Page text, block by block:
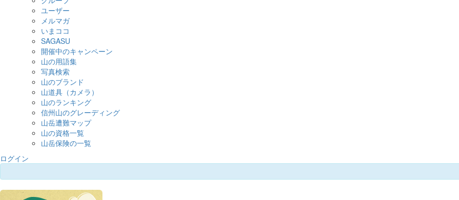
ユーザー
メルマガ
いまココ
SAGASU
開催中のキャンペーン
山の用語集
写真検索
山のブランド
山道具（カメラ）
山のランキング
信州山のグレーディング
山岳遭難マップ
山の資格一覧
山岳保険の一覧
ログイン